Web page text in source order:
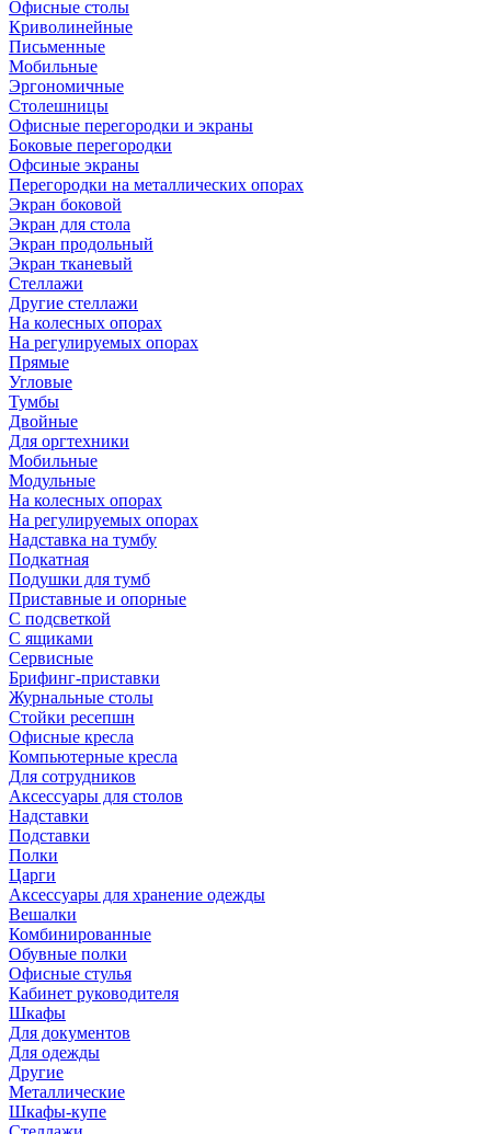
Офисные столы
Криволинейные
Письменные
Мобильные
Эргономичные
Столешницы
Офисные перегородки и экраны
Боковые перегородки
Офсиные экраны
Перегородки на металлических опорах
Экран боковой
Экран для стола
Экран продольный
Экран тканевый
Стеллажи
Другие стеллажи
На колесных опорах
На регулируемых опорах
Прямые
Угловые
Тумбы
Двойные
Для оргтехники
Мобильные
Модульные
На колесных опорах
На регулируемых опорах
Надставка на тумбу
Подкатная
Подушки для тумб
Приставные и опорные
С подсветкой
С ящиками
Сервисные
Брифинг-приставки
Журнальные столы
Стойки ресепшн
Офисные кресла
Компьютерные кресла
Для сотрудников
Аксессуары для столов
Надставки
Подставки
Полки
Царги
Аксессуары для хранение одежды
Вешалки
Комбинированные
Обувные полки
Офисные стулья
Кабинет руководителя
Шкафы
Для документов
Для одежды
Другие
Металлические
Шкафы-купе